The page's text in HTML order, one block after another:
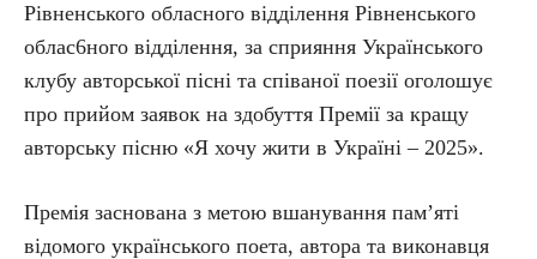
Рівненського обласного відділення Рівненського
облас6ного відділення, за сприяння Українського
клубу авторської пісні та співаної поезії оголошує
про прийом заявок на здобуття Премії за кращу
авторську пісню «Я хочу жити в Україні – 2025».
Премія заснована з метою вшанування пам’яті
відомого українського поета, автора та виконавця